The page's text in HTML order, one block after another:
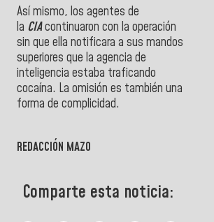
Así mismo, los agentes de
la CIAcontinuaron con la operación
sin que ella notificara a sus mandos
superiores que la agencia de
inteligencia estaba traficando
cocaína. La omisión es también una
forma de complicidad.
REDACCIÓN MAZO
Comparte esta noticia: